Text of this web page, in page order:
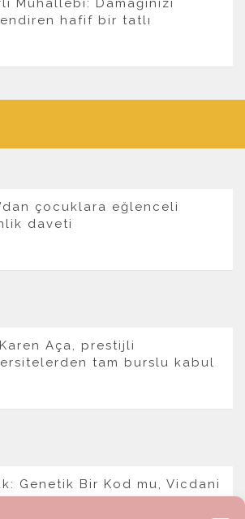
Muhallebi: Damağınızı
hafif bir tatlı
çocuklara eğlenceli
daveti
Aça, prestijli
tam burslu kabul
Genetik Bir Kod mu, Vicdani
mi?